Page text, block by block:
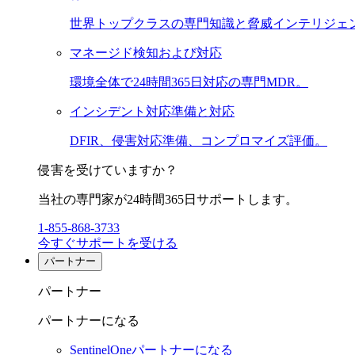
世界トップクラスの専門知識と脅威インテリジェ
マネージド検知および対応
環境全体で24時間365日対応の専門MDR。
インシデント対応準備と対応
DFIR、侵害対応準備、コンプロマイズ評価。
侵害を受けていますか？
当社の専門家が24時間365日サポートします。
1-855-868-3733
今すぐサポートを受ける
パートナー
パートナー
パートナーになる
SentinelOneパートナーになる